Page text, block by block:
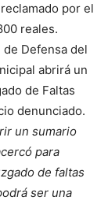
por el
reales.
Defensa del
abrirá un
de Faltas
denunciado.
un sumario
para
de faltas
ser una